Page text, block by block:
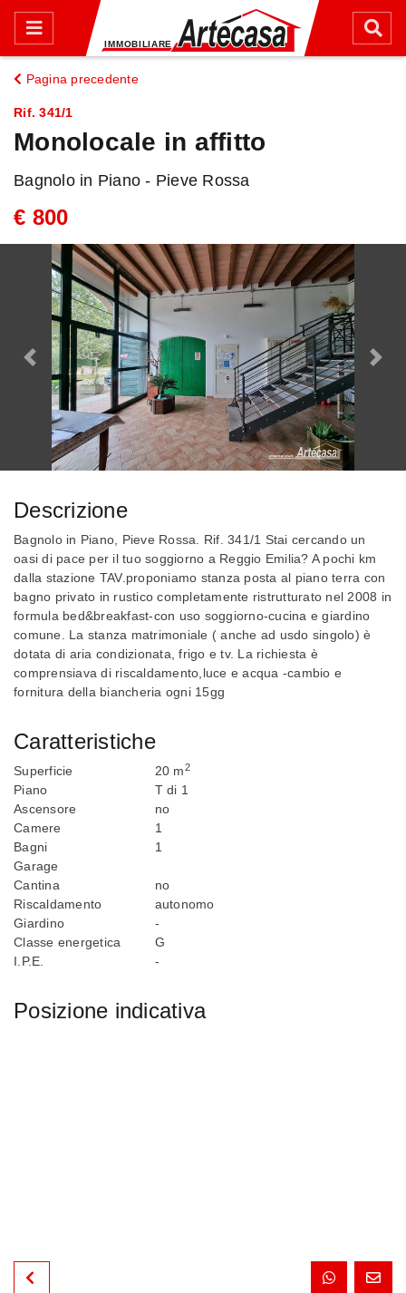
Rif. 341/1
Monolocale in affitto
Pagina precedente
Bagnolo in Piano - Pieve Rossa
€ 800
Descrizione
Bagnolo in Piano, Pieve Rossa. Rif. 341/1 Stai cercando un
oasi di pace per il tuo soggiorno a Reggio Emilia? A pochi km
dalla stazione TAV.proponiamo stanza posta al piano terra con
bagno privato in rustico completamente ristrutturato nel 2008 in
formula bed&breakfast-con uso soggiorno-cucina e giardino
comune. La stanza matrimoniale ( anche ad usdo singolo) è
dotata di aria condizionata, frigo e tv. La richiesta è
comprensiava di riscaldamento,luce e acqua -cambio e
fornitura della biancheria ogni 15gg
Caratteristiche
Superficie 20 m2
Piano
T di 1
Ascensore
no
Camere
1
Bagni
1
Garage
Cantina
no
Riscaldamento
autonomo
Giardino
-
Classe energetica
G
I.P.E.
-
Posizione indicativa